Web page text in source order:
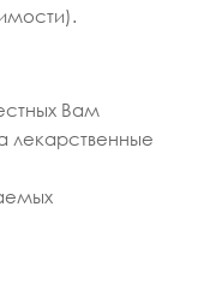
Вам
лекарственные